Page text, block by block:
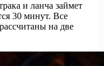
и ланча займет
30 минут. Все
на две